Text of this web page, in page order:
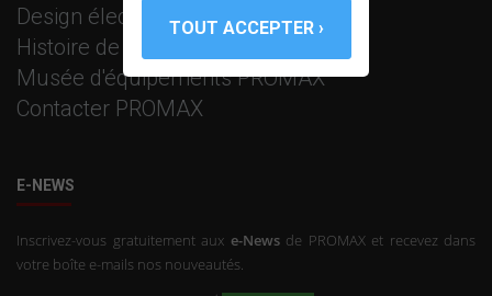
Design électronique et R+D
Histoire de PROMAX
Musée d'équipements PROMAX
Contacter PROMAX
E-NEWS
Inscrivez-vous gratuitement aux e-Newsde PROMAX et recevez dans
votre boîte e-mails nos nouveautés.